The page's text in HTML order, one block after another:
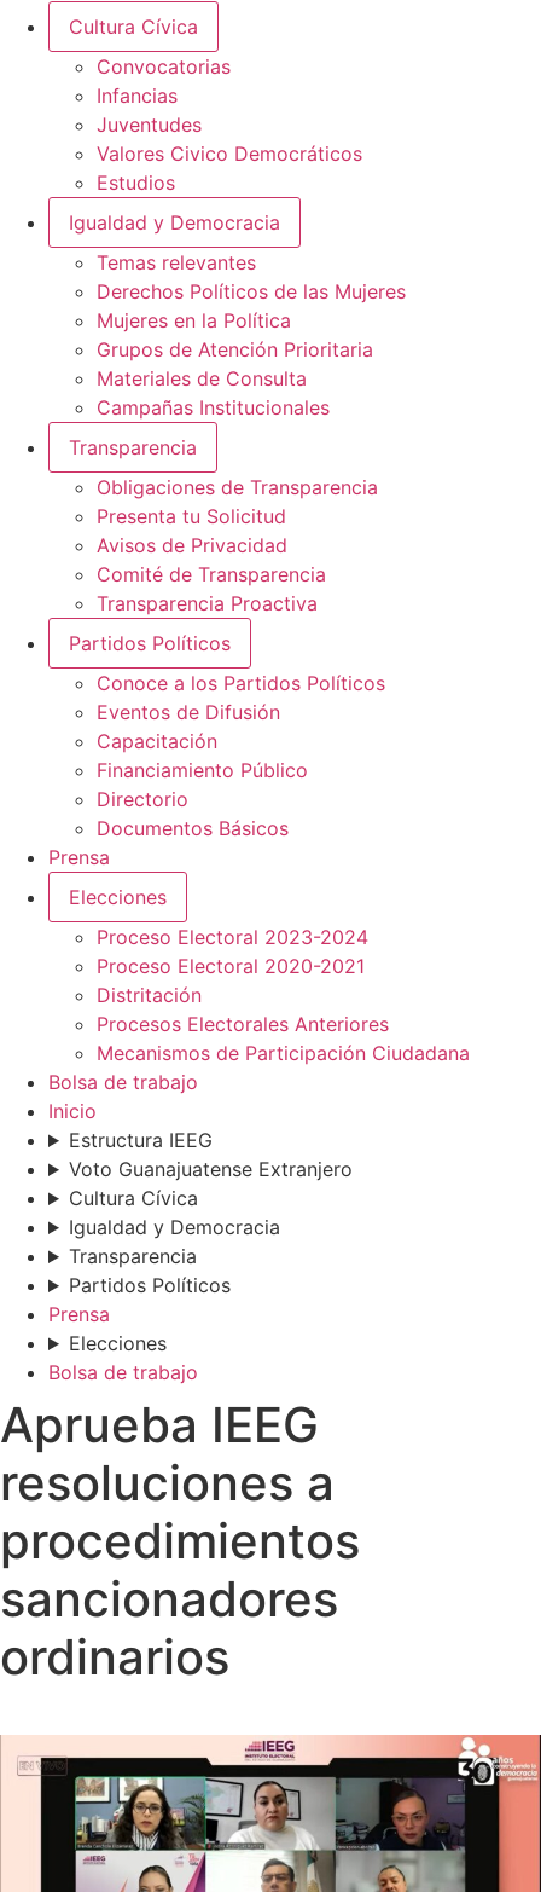
Cultura Cívica
Convocatorias
Infancias
Juventudes
Valores Civico Democráticos
Estudios
Igualdad y Democracia
Temas relevantes
Derechos Políticos de las Mujeres
Mujeres en la Política
Grupos de Atención Prioritaria
Materiales de Consulta
Campañas Institucionales
Transparencia
Obligaciones de Transparencia
Presenta tu Solicitud
Avisos de Privacidad
Comité de Transparencia
Transparencia Proactiva
Partidos Políticos
Conoce a los Partidos Políticos
Eventos de Difusión
Capacitación
Financiamiento Público
Directorio
Documentos Básicos
Prensa
Elecciones
Proceso Electoral 2023-2024
Proceso Electoral 2020-2021
Distritación
Procesos Electorales Anteriores
Mecanismos de Participación Ciudadana
Bolsa de trabajo
Inicio
Estructura IEEG
Voto Guanajuatense Extranjero
Cultura Cívica
Igualdad y Democracia
Transparencia
Partidos Políticos
Prensa
Elecciones
Bolsa de trabajo
Aprueba IEEG
resoluciones a
procedimientos
sancionadores
ordinarios